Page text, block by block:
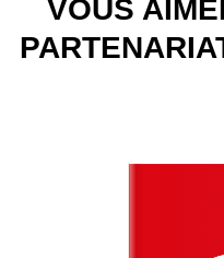
VOUS